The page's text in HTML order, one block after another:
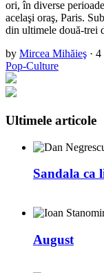
ori, în diverse
acelaşi oraş, Paris.
din ultimele două-trei
by Mircea Mihăieş · 4
Pop-Culture
Ultimele articole
Sandala ca
August